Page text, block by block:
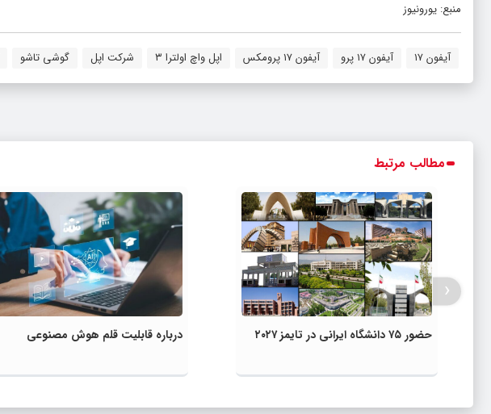
منبع: یورونیوز
آیفون ۱۷ آیفون ۱۷ پرو آیفون ۱۷ پرومکس اپل واچ اولترا ۳ شرکت اپل گوشی تاشو
مطالب مرتبط
حضور ۷۵ دانشگاه ایرانی در تایمز ۲۰۲۷
درباره قابلیت قلم هوش مصنوعی
‹